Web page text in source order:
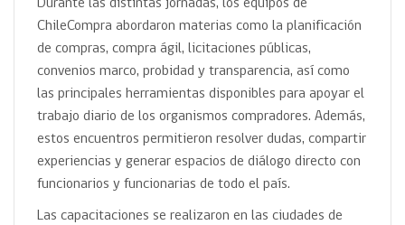
Durante las distintas jornadas, los equipos de
ChileCompra abordaron materias como la planificación
de compras, compra ágil, licitaciones públicas,
convenios marco, probidad y transparencia, así como
las principales herramientas disponibles para apoyar el
trabajo diario de los organismos compradores. Además,
estos encuentros permitieron resolver dudas, compartir
experiencias y generar espacios de diálogo directo con
funcionarios y funcionarias de todo el país.
Las capacitaciones se realizaron en las ciudades de